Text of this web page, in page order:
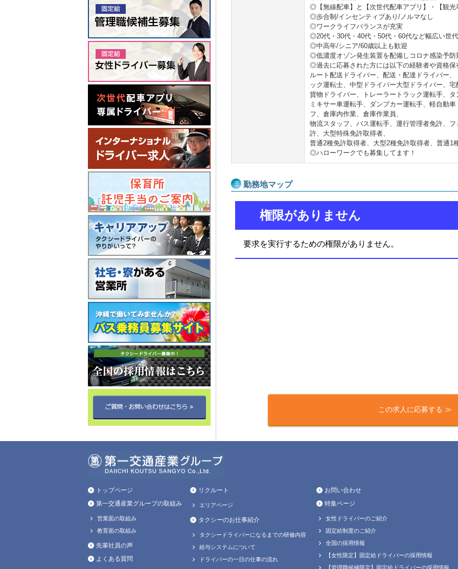
◎【無線配車】と【次世代配車アプリ】・【観
◎歩合制/インセンティブあり/ノルマなし
◎ワークライフバランスが充実
◎20代・30代・40代・50代・60代など幅広い世代
◎中高年/シニア/60歳以上も歓迎
◎低濃度オゾン発生装置を配備しコロナ感染予防
◎過去に応募された方には以下の経験者や資格保
ルート配送ドライバー、配送・配達ドライバー
ック運転士、中型ドライバー大型ドライバー、
貨物ドライバー、トレーラートラック運転手、
ミキサー車運転手、ダンプカー運転手、軽自動
フ、倉庫内作業、倉庫作業員、
物流スタッフ、バス運転手、運行管理者免許、
許、大型特殊免許取得者、
普通2種免許取得者、大型2種免許取得者、普通1
◎ハローワークでも募集してます！
勤務地マップ
この求人に応募する ≫
トップページ
第一交通産業グループの取組み
営業面の取組み
教育面の取組み
先輩社員の声
よくある質問
リクルート
エリアページ
タクシーのお仕事紹介
タクシードライバーになるまでの研修内容
給与システムについて
ドライバーの一日の仕事の流れ
お問い合わせ
特集ページ
女性ドライバーのご紹介
固定給制度のご紹介
全国の採用情報
【女性限定】固定給ドライバーの採用情報
【管理職候補限定】固定給ドライバーの採用情報